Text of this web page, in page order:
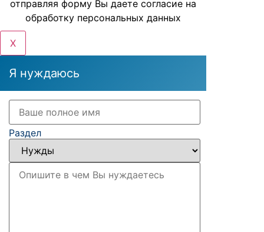
отправляя форму Вы даете согласие на
обработку персональных данных
X
Я нуждаюсь
Раздел